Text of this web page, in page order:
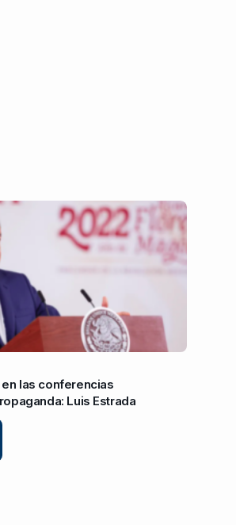
las conferencias
Luis Estrada